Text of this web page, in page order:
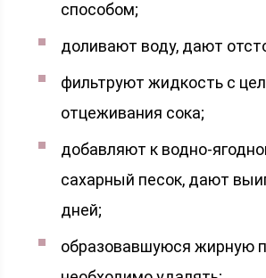
способом;
доливают воду, дают
фильтруют жидкость с
отцеживания сока;
добавляют к водно-
сахарный песок, дают
дней;
образовавшуюся жирную